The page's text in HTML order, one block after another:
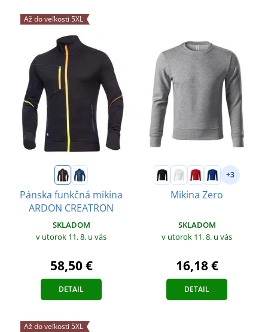
Až do veľkosti 5XL
Pánska funkčná mikina
ARDON CREATRON
SKLADOM
v utorok 11. 8. u vás
58,50 €
DETAIL
+3
Mikina Zero
SKLADOM
v utorok 11. 8. u vás
16,18 €
DETAIL
Až do veľkosti 5XL